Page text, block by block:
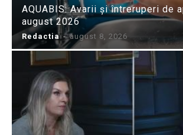
AQUABIS: Avarii și întreruperi de
august 2026
Redactia - august 8, 2026